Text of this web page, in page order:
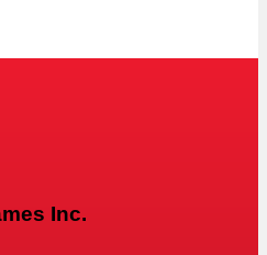
Inc.